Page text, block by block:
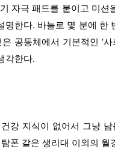
자극 패드를 붙이고 미션
한다. 바늘로 몇 분에 한
공동체에서 기본적인 ‘사
각한다.
강 지식이 없어서 그냥
폰 같은 생리대 이외의 월